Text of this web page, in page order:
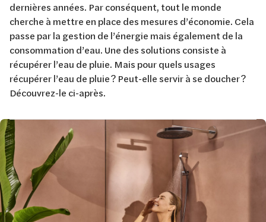
dernières années. Par conséquent, tout le monde
cherche à mettre en place des mesures d’économie. Cela
passe par la gestion de l’énergie mais également de la
consommation d’eau. Une des solutions consiste à
récupérer l’eau de pluie. Mais pour quels usages
récupérer l’eau de pluie ? Peut-elle servir à se doucher ?
Découvrez-le ci-après.
Afbeelding